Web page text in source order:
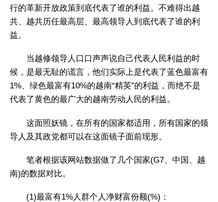
行的革新开放政策到底代表了谁的利益。不难得出越
共、越共历任最高层、最高领导人到底代表了谁的利
益。
当越修领导人口口声声说自己代表人民利益的时
候，是最无耻的谎言，他们实际上是代表了蓝色最富有
1%、绿色最富有10%的越南“精英”的利益，而绝不是
代表了黄色的最广大的越南劳动人民的利益。
这面照妖镜，在所有的国家都适用，所有国家的领
导人及其政党都可以在这面镜子面前现形。
笔者根据该网站数据做了几个国家(G7、中国、越
南)的数据对比。
(1)最富有1%人群个人净财富份额(%)：